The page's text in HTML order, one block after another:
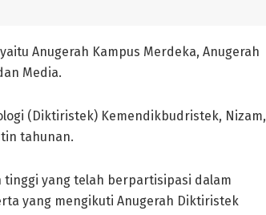
Anugerah Kampus Merdeka, Anugerah
Media.
(Diktiristek) Kemendikbudristek, Nizam,
tahunan.
tinggi yang telah berpartisipasi dalam
yang mengikuti Anugerah Diktiristek